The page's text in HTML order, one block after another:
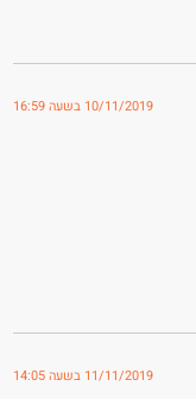
10/11/2019 בשעה 16:59
11/11/2019 בשעה 14:05